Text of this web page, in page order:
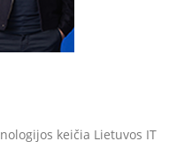
keičia Lietuvos IT